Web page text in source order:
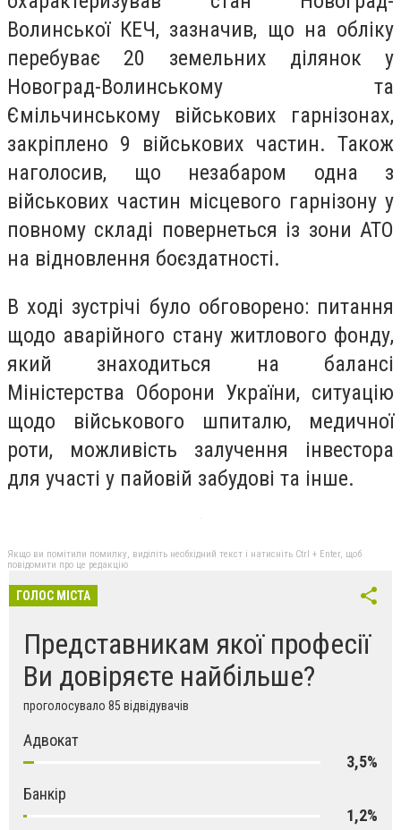
Волинської КЕЧ, зазначив, що на обліку
перебуває 20 земельних ділянок у
Новоград-Волинському та
Ємільчинському військових гарнізонах,
закріплено 9 військових частин. Також
наголосив, що незабаром одна з
військових частин місцевого гарнізону у
повному складі повернеться із зони АТО
на відновлення боєздатності.
В ході зустрічі було обговорено: питання
щодо аварійного стану житлового фонду,
який знаходиться на балансі
Міністерства Оборони України, ситуацію
щодо військового шпиталю, медичної
роти, можливість залучення інвестора
для участі у пайовій забудові та інше.
Якщо ви помітили помилку, виділіть необхідний текст і натисніть Ctrl + Enter, щоб
повідомити про це редакцію
ГОЛОС МІСТА
Представникам якої професії
Ви довіряєте найбільше?
проголосувало 85 відвідувачів
Адвокат
3,5%
Банкір
1,2%